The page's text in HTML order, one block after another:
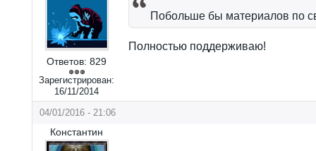
Ответов: 829
Зарегистрирован:
16/11/2014
Побольше бы материалов по
Полностью поддерживаю!
04/01/2016 - 21:06
Константин